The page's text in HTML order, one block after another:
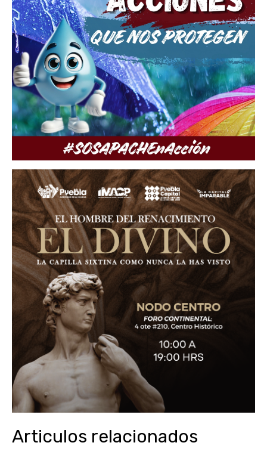
Articulos relacionados